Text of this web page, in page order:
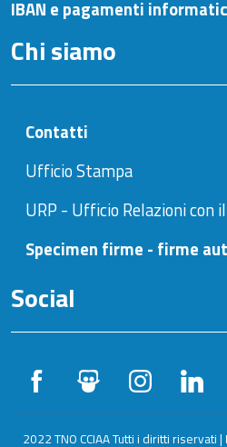
IBAN e pagamenti
Chi siamo
Contatti
Ufficio Stampa
URP - Ufficio Relazioni con
Specimen firme - firme
Social
2022 TNO CCIAA Tutti i diritti riservati |